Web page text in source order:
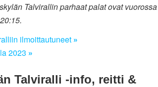
Talvirallin parhaat palat ovat vuorossa
ilmoittautuneet »
2023 »
Talviralli -info, reitti &